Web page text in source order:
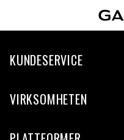
KUNDESERVICE
VIRKSOMHETEN